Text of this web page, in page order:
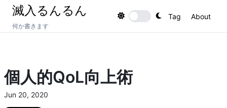
滅入るんるん
何か書きます
Toggle theme
Tag About
個人的QoL向上術
Jun 20, 2020